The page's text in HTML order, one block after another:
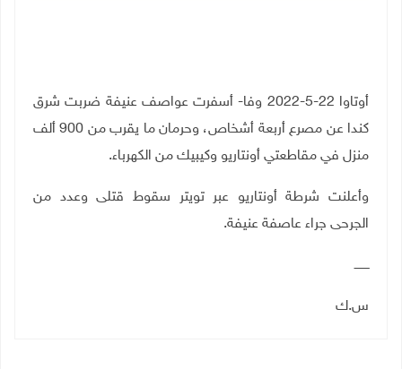
أوتاوا 22-5-2022 وفا- أسفرت عواصف عنيفة ضربت شرق
كندا عن مصرع أربعة أشخاص، وحرمان ما يقرب من 900 ألف
منزل في مقاطعتي أونتاريو وكيبيك من الكهرباء.
وأعلنت شرطة أونتاريو عبر تويتر سقوط قتلى وعدد من
الجرحى جراء عاصفة عنيفة.
ــــــــ
س.ك